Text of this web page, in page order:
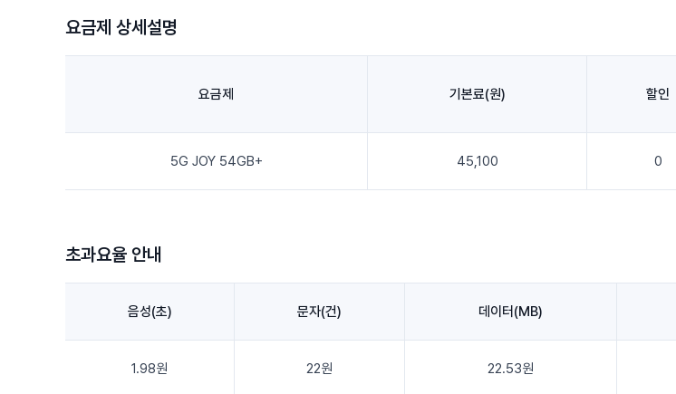
요금제 상세설명
요금제 기본료(원) 할인
5G JOY 54GB+ 45,100 0
초과요율 안내
음성(초) 문자(건) 데이터(MB)
1.98원 22원 22.53원